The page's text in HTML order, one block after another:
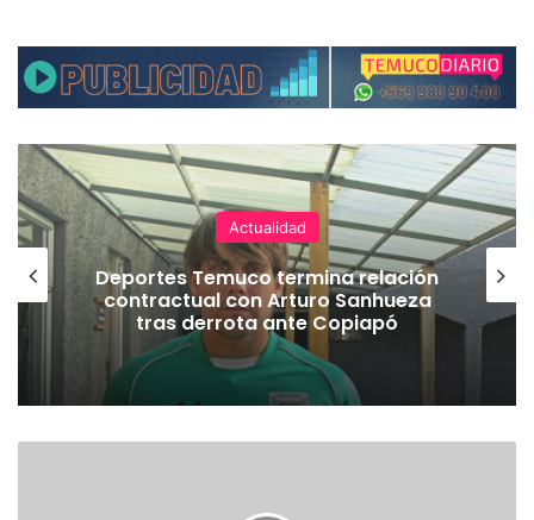
Actualidad
Deportes Temuco termina relación
contractual con Arturo Sanhueza
tras derrota ante Copiapó